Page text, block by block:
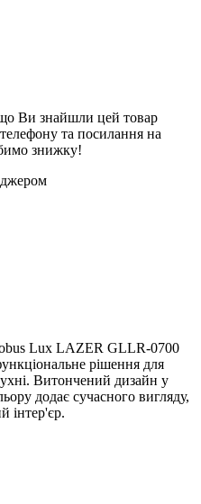
Ви знайшли цей товар
та посилання на
знижку!
Lux LAZER GLLR-0700
рішення для
Витончений дизайн у
додає сучасного вигляду,
інтер'єр.